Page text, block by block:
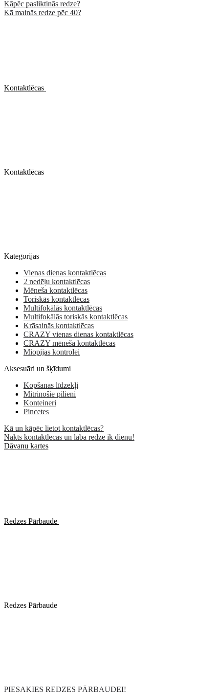
Kāpēc pasliktinās redze?
Kā mainās redze pēc 40?
Kontaktlēcas
Kontaktlēcas
Kategorijas
Vienas dienas kontaktlēcas
2 nedēļu kontaktlēcas
Mēneša kontaktlēcas
Toriskās kontaktlēcas
Multifokālās kontaktlēcas
Multifokālās toriskās kontaktlēcas
Krāsainās kontaktlēcas
CRAZY vienas dienas kontaktlēcas
CRAZY mēneša kontaktlēcas
Miopijas kontrolei
Aksesuāri un šķīdumi
Kopšanas līdzekļi
Mitrinošie pilieni
Konteineri
Pincetes
Kā un kāpēc lietot kontaktlēcas?
Nakts kontaktlēcas un laba redze ik dienu!
Dāvanu kartes
Redzes Pārbaude
Redzes Pārbaude
PIESAKIES REDZES PĀRBAUDEI!